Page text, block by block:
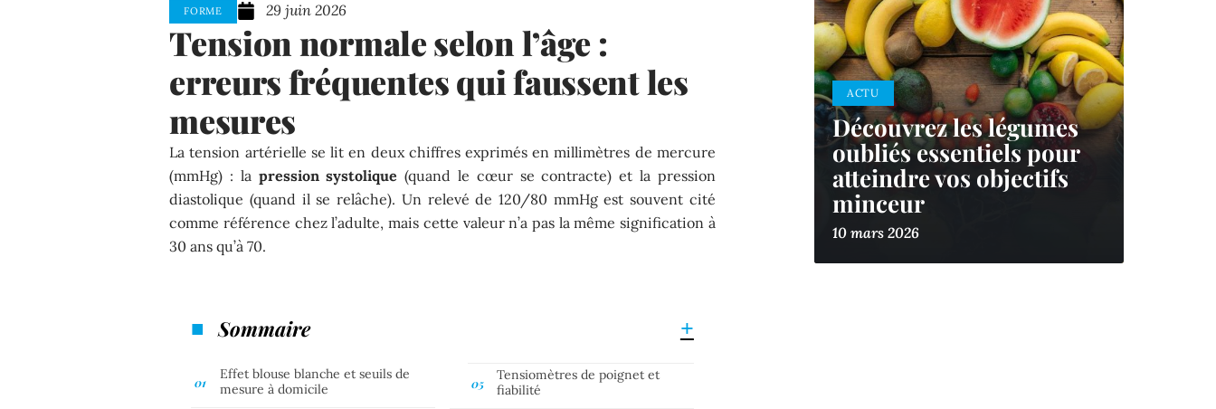
FORME 29 juin 2026
Tension normale selon l’âge :
erreurs fréquentes qui faussent les
mesures
La tension artérielle se lit en deux chiffres exprimés en millimètres de mercure
(mmHg) : la pression systolique (quand le cœur se contracte) et la pression
diastolique (quand il se relâche). Un relevé de 120/80 mmHg est souvent cité
comme référence chez l’adulte, mais cette valeur n’a pas la même signification à
30 ans qu’à 70.
Sommaire
Effet blouse blanche et seuils de
mesure à domicile
Tensiomètres de poignet et
fiabilité
ACTU
Découvrez les légumes
oubliés essentiels pour
atteindre vos objectifs
minceur
10 mars 2026